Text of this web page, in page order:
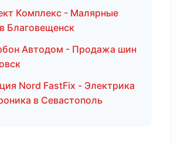
Комплекс - Малярные
Благовещенск
Автодом - Продажа шин
Nord FastFix - Электрика
в Севастополь